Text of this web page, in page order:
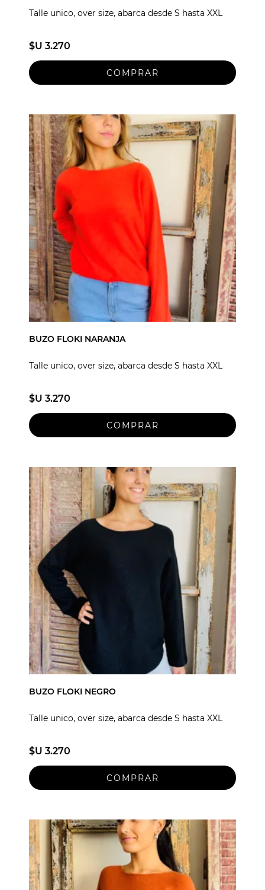
Talle unico, over size, abarca desde S hasta XXL
$U 3.270
BUZO FLOKI NARANJA
Talle unico, over size, abarca desde S hasta XXL
$U 3.270
BUZO FLOKI NEGRO
Talle unico, over size, abarca desde S hasta XXL
$U 3.270